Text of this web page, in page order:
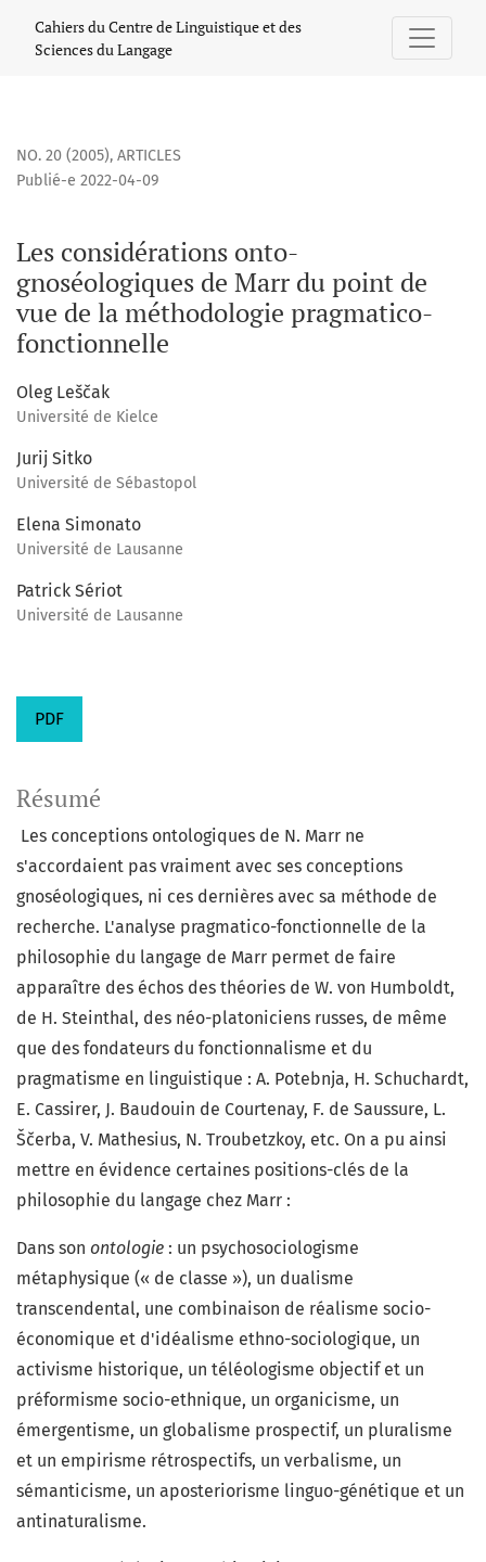
Les considérations onto-gnoséologiques de Marr du
Cahiers du Centre de Linguistique et des
Sciences du Langage
NO. 20 (2005), ARTICLES
Les considérations onto-
gnoséologiques de Marr du point de
vue de la méthodologie pragmatico-
fonctionnelle
Publié-e 2022-04-09
Oleg Leščak
Université de Kielce
Jurij Sitko
Université de Sébastopol
Elena Simonato
Université de Lausanne
Patrick Sériot
Université de Lausanne
PDF
Résumé
Les conceptions ontologiques de N. Marr ne
s'accordaient pas vraiment avec ses conceptions
gnoséologiques, ni ces dernières avec sa méthode de
recherche. L'analyse pragmatico-fonctionnelle de la
philosophie du langage de Marr permet de faire
apparaître des échos des théories de W. von Humboldt,
de H. Steinthal, des néo-platoniciens russes, de même
que des fondateurs du fonctionnalisme et du
pragmatisme en linguistique : A. Potebnja, H. Schuchardt,
E. Cassirer, J. Baudouin de Courtenay, F. de Saussure, L.
Ščerba, V. Mathesius, N. Troubetzkoy, etc. On a pu ainsi
mettre en évidence certaines positions-clés de la
philosophie du langage chez Marr :
Dans son ontologie : un psychosociologisme
métaphysique (« de classe »), un dualisme
transcendental, une combinaison de réalisme socio-
économique et d'idéalisme ethno-sociologique, un
activisme historique, un téléologisme objectif et un
préformisme socio-ethnique, un organicisme, un
émergentisme, un globalisme prospectif, un pluralisme
et un empirisme rétrospectifs, un verbalisme, un
sémanticisme, un aposteriorisme linguo-génétique et un
antinaturalisme.